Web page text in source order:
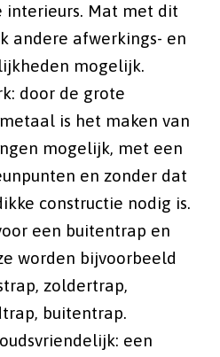
interieurs. Mat met dit
andere afwerkings- en
mogelijk.
door de grote
is het maken van
mogelijk, met een
en zonder dat
constructie nodig is.
een buitentrap en
worden bijvoorbeeld
zoldertrap,
buitentrap.
een